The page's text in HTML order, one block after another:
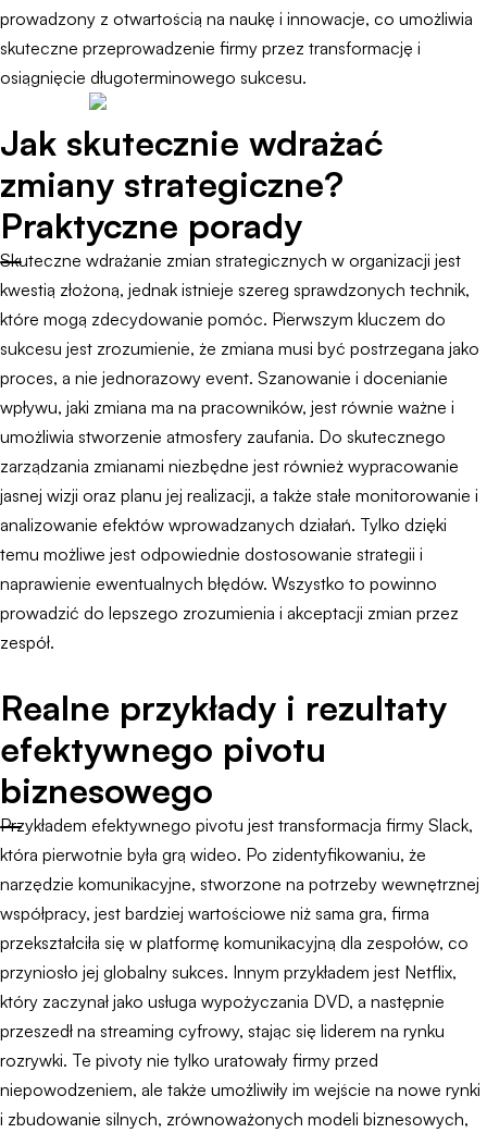
prowadzony z otwartością na naukę i innowacje, co umożliwia
skuteczne przeprowadzenie firmy przez transformację i
osiągnięcie długoterminowego sukcesu.
Jak skutecznie wdrażać
zmiany strategiczne?
Praktyczne porady
Skuteczne wdrażanie zmian strategicznych w organizacji jest
kwestią złożoną, jednak istnieje szereg sprawdzonych technik,
które mogą zdecydowanie pomóc. Pierwszym kluczem do
sukcesu jest zrozumienie, że zmiana musi być postrzegana jako
proces, a nie jednorazowy event. Szanowanie i docenianie
wpływu, jaki zmiana ma na pracowników, jest równie ważne i
umożliwia stworzenie atmosfery zaufania. Do skutecznego
zarządzania zmianami niezbędne jest również wypracowanie
jasnej wizji oraz planu jej realizacji, a także stałe monitorowanie i
analizowanie efektów wprowadzanych działań. Tylko dzięki
temu możliwe jest odpowiednie dostosowanie strategii i
naprawienie ewentualnych błędów. Wszystko to powinno
prowadzić do lepszego zrozumienia i akceptacji zmian przez
zespół.
Realne przykłady i rezultaty
efektywnego pivotu
biznesowego
Przykładem efektywnego pivotu jest transformacja firmy Slack,
która pierwotnie była grą wideo. Po zidentyfikowaniu, że
narzędzie komunikacyjne, stworzone na potrzeby wewnętrznej
współpracy, jest bardziej wartościowe niż sama gra, firma
przekształciła się w platformę komunikacyjną dla zespołów, co
przyniosło jej globalny sukces. Innym przykładem jest Netflix,
który zaczynał jako usługa wypożyczania DVD, a następnie
przeszedł na streaming cyfrowy, stając się liderem na rynku
rozrywki. Te pivoty nie tylko uratowały firmy przed
niepowodzeniem, ale także umożliwiły im wejście na nowe rynki
i zbudowanie silnych, zrównoważonych modeli biznesowych,